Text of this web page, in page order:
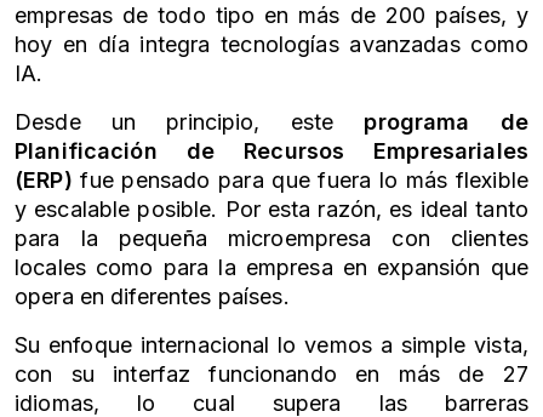
empresas de todo tipo en más de 200 países, y
hoy en día integra tecnologías avanzadas como
IA.
Desde un principio, este
programa de
Planificación de Recursos Empresariales
(ERP) fue pensado para que fuera lo más flexible
y escalable posible. Por esta razón, es ideal tanto
para la pequeña microempresa con clientes
locales como para la empresa en expansión que
opera en diferentes países.
Su enfoque internacional lo vemos a simple vista,
con su interfaz funcionando en más de 27
idiomas, lo cual supera las barreras